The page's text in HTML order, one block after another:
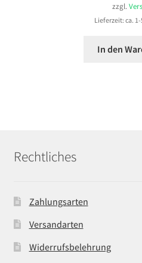
zzgl.
Lieferzeit: ca.
In den
Rechtliches
Zahlungsarten
Versandarten
Widerrufsbelehrung